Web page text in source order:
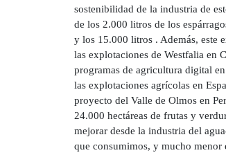
sostenibilidad de la industria de
de los 2.000 litros de los
y los 15.000 litros . Además, este
las explotaciones de Westfalia en
programas de agricultura digital
las explotaciones agrícolas en
proyecto del Valle de Olmos en
24.000 hectáreas de frutas y
mejorar desde la industria del
que consumimos, y mucho menor